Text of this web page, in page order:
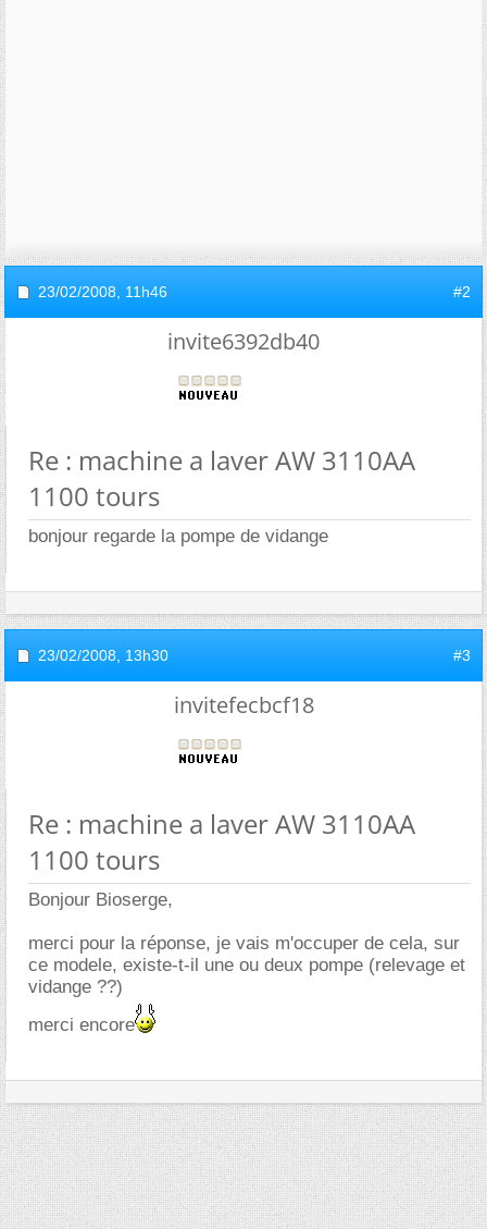
23/02/2008, 11h46 #2
invite6392db40
Re : machine a laver AW 3110AA
1100 tours
bonjour regarde la pompe de vidange
23/02/2008, 13h30 #3
invitefecbcf18
Re : machine a laver AW 3110AA
1100 tours
Bonjour Bioserge,
merci pour la réponse, je vais m'occuper de cela, sur
ce modele, existe-t-il une ou deux pompe (relevage et
vidange ??)
merci encore